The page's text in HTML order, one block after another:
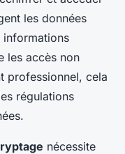
les données
informations
les accès non
professionnel, cela
régulations
nécessite